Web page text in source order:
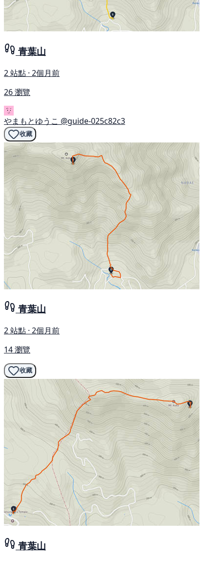
青葉山
2 站點 · 2個月前
26 瀏覽
やまもとゆうこ @guide-025c82c3
收藏
青葉山
2 站點 · 2個月前
14 瀏覽
收藏
青葉山